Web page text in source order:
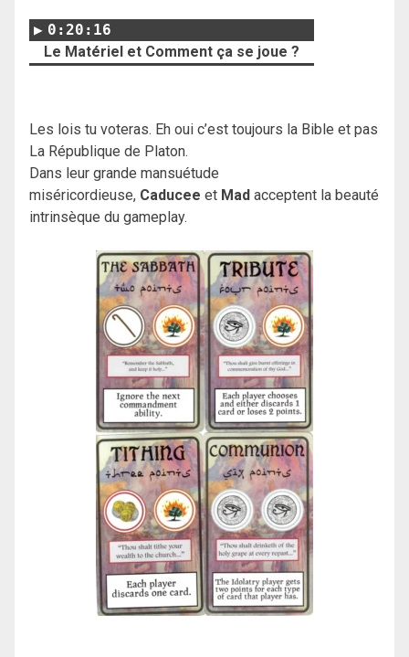
0:20:16
Le Matériel et Comment ça se joue ?
Les lois tu voteras. Eh oui c’est toujours la Bible et pas
La République de Platon.
Dans leur grande mansuétude
miséricordieuse, Caducee et Mad acceptent la beauté
intrinsèque du gameplay.